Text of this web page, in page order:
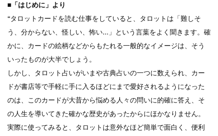
■「はじめに」より
“タロットカードを読む仕事をしていると、タロットは「難しそ
う、分からない、怪しい、怖い…」という言葉をよく聞きます。確
かに、カードの絵柄などからもたれる一般的なイメージは、そう
いったものが大半でしょう。
しかし、タロット占いがいまや古典占いの一つに数えられ、カー
ドが書店等で手軽に手に入るほどにまで愛好されるようになった
のは、このカードが大昔から悩める人々の問いに的確に答え、そ
の人生を導いてきた確かな歴史があったからにほかなりません。
実際に使ってみると、タロットは意外なほど簡単で面白く、便利